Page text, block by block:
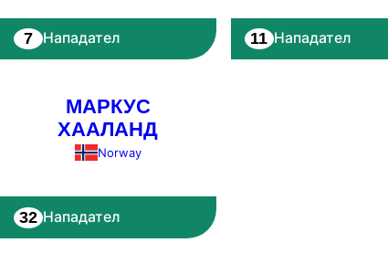
7 Нападател 11 Нападател
МАРКУС
ХААЛАНД
Norway
32 Нападател